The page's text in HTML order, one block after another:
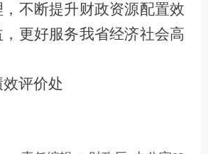
不断提升财政资源配置效
更好服务我省经济社会高
评价处